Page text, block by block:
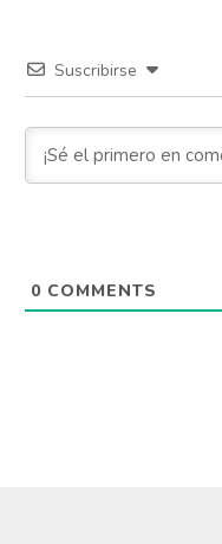
Suscribirse
0 COMMENTS